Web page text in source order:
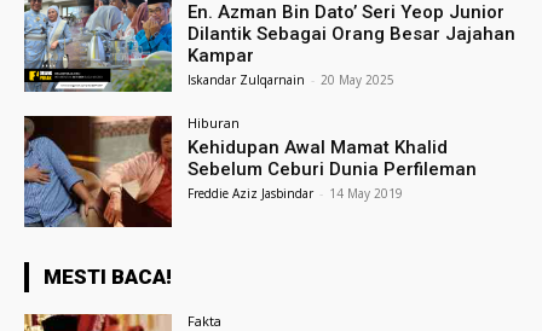
En. Azman Bin Dato’ Seri Yeop Junior
Dilantik Sebagai Orang Besar Jajahan
Kampar
Iskandar Zulqarnain - 20 May 2025
Hiburan
Kehidupan Awal Mamat Khalid
Sebelum Ceburi Dunia Perfileman
Freddie Aziz Jasbindar - 14 May 2019
MESTI BACA!
Fakta